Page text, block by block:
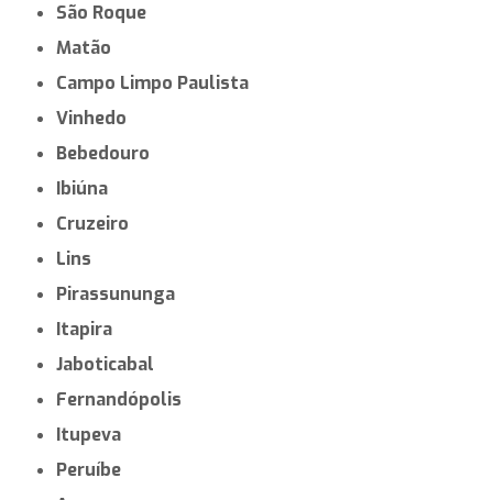
São Roque
Matão
Campo Limpo Paulista
Vinhedo
Bebedouro
Ibiúna
Cruzeiro
Lins
Pirassununga
Itapira
Jaboticabal
Fernandópolis
Itupeva
Peruíbe